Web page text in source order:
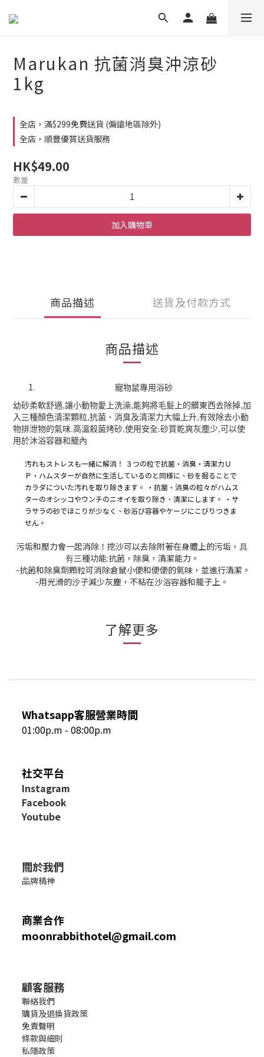
Marukan 抗菌消臭沖涼砂
1kg
全店，滿$299免費送貨 (偏遠地區除外)
全店，順豐優質送貨服務
HK$49.00
數量
加入購物車
商品描述 送貨及付款方式
商品描述
寵物鼠專用浴砂
幼砂柔軟舒適,讓小動物愛上洗澡,能夠將毛髮上的髒東西去除掉,加
入三種顏色清潔顆粒,抗菌、消臭及清潔力大幅上升,有效除去小動
物排泄物的氣味.高溫殺菌烤砂,使用安全.砂質乾爽灰塵少,可以使
用於沐浴容器和籠內
汚れもストレスも一緒に解消！ ３つの粒で抗菌・消臭・清潔力Ｕ
Ｐ・ハムスターが自然に生活しているのと同様に、砂を掘ることで
カラダについた汚れを取り除きます。 ・抗菌、消臭の粒々がハムス
ターのオシッコやウンチのニオイを取り除き、清潔にします。 ・サ
ラサラの砂でほこりが少なく、砂浴び容器やケージにこびりつきま
せん。
污垢和壓力會一起消除！挖沙可以去除附著在身體上的污垢， 具
有三種功能:抗菌，除臭，清潔能力。
-抗菌和除臭劑顆粒可消除倉鼠小便和便便的氣味，並進行清潔。
-用光滑的沙子減少灰塵，不粘在沙浴容器和籠子上。
了解更多
Whatsapp客服營業時間
01:00p.m - 08:00p.m
社交平台
Instagram
Facebook
Youtube
關於我們
品牌精神
商業合作
moonrabbithotel@gmail.com
顧客服務
聯絡我們
購貨及退換貨政策
免責聲明
條款與細則
私隱政策